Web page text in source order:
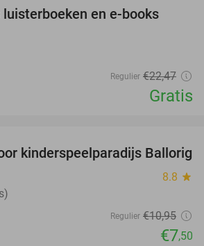
en e-books
Regulier €22,47
Gratis
32%
kinderspeelparadijs Ballorig
8.8 star
Regulier €10,95
€7,50